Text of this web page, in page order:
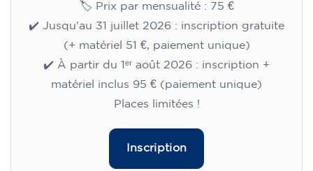
🏷️ Prix par mensualité : 75 €
✔️ Jusqu'au 31 juillet 2026 : inscription gratuite
(+ matériel 51 €, paiement unique)
✔️ À partir du 1ᵉʳ août 2026 : inscription +
matériel inclus 95 € (paiement unique)
Places limitées !
Inscription